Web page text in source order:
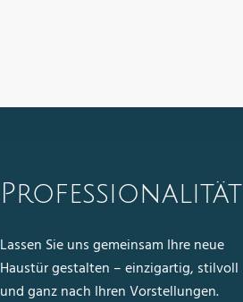
Professionalität
Lassen Sie uns gemeinsam Ihre neue
Haustür gestalten – einzigartig, stilvoll
und ganz nach Ihren Vorstellungen.